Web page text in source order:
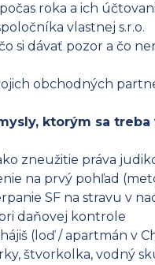
roka a ich
vlastnej s.r.o.
si dávať pozor a čo
obchodných
ktorým sa
zneužitie práva
na prvý pohľad
SF na stravu v
daňovej kontrole
(loď / apartmán v
štvorkolka, vodný